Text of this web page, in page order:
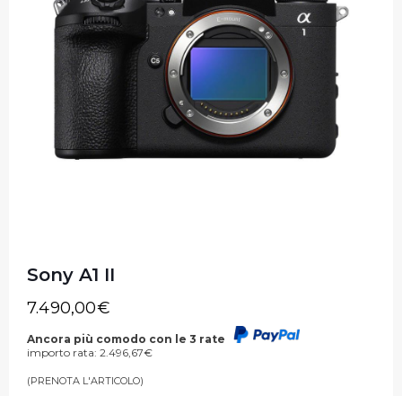
Sony A1 II
7.490,00€
Ancora più comodo con le 3 rate
importo rata: 2.496,67€
(PRENOTA L'ARTICOLO)